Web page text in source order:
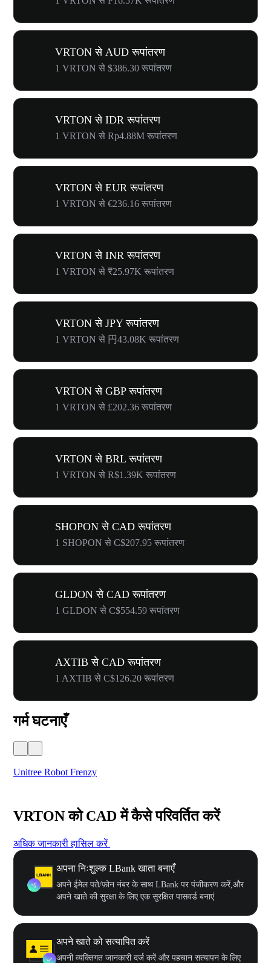
VRTON से AUD रूपांतरण
1 VRTON से $386.30 रूपांतरण
VRTON से IDR रूपांतरण
1 VRTON से Rp4.88M रूपांतरण
VRTON से EUR रूपांतरण
1 VRTON से €236.16 रूपांतरण
VRTON से INR रूपांतरण
1 VRTON से ₹25.97K रूपांतरण
VRTON से JPY रूपांतरण
1 VRTON से 円43.08K रूपांतरण
VRTON से GBP रूपांतरण
1 VRTON से £202.36 रूपांतरण
VRTON से BRL रूपांतरण
1 VRTON से R$1.39K रूपांतरण
SHOPON से CAD रूपांतरण
1 SHOPON से C$207.95 रूपांतरण
GLDON से CAD रूपांतरण
1 GLDON से C$554.59 रूपांतरण
AXTIB से CAD रूपांतरण
1 AXTIB से C$126.20 रूपांतरण
गर्म घटनाएँ
Unitree Robot Frenzy
VRTON को CAD में कैसे परिवर्तित करें
अधिक जानकारी हासिल करें
अपना निःशुल्क LBank खाता बनाएँ
अपने ईमेल पते/फ़ोन नंबर के साथ LBank पर पंजीकरण करें,और
अपने खाते की सुरक्षा के लिए एक सुरक्षित पासवर्ड बनाएं
अपने खाते को सत्यापित करें
अपनी व्यक्तिगत जानकारी दर्ज करें और पहचान सत्यापन के लिए